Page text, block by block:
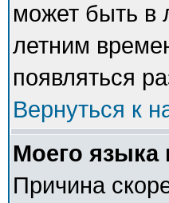
может быть в
летним
появляться
Вернуться к
Моего языка
Причина